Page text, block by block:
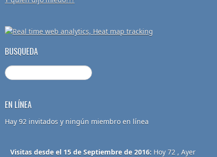
BUSQUEDA
EN LÍNEA
Hay 92 invitados y ningún miembro en línea
Visitas desde el 15 de Septiembre de 2016: Hoy 72 , Ayer